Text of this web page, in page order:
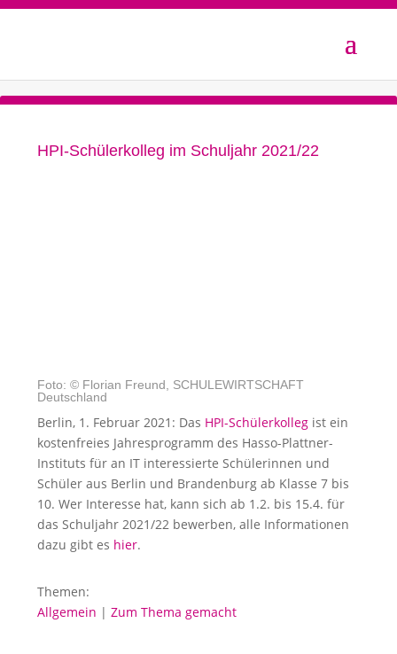
HPI-Schülerkolleg im Schuljahr 2021/22
Foto: © Florian Freund, SCHULEWIRTSCHAFT
Deutschland
Berlin, 1. Februar 2021: Das HPI-Schülerkolleg ist ein
kostenfreies Jahresprogramm des Hasso-Plattner-
Instituts für an IT interessierte Schülerinnen und
Schüler aus Berlin und Brandenburg ab Klasse 7 bis
10. Wer Interesse hat, kann sich ab 1.2. bis 15.4. für
das Schuljahr 2021/22 bewerben, alle Informationen
dazu gibt es hier.
Themen:
Allgemein | Zum Thema gemacht